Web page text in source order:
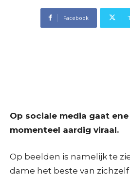
Facebook
Op sociale media gaat ene
momenteel aardig viraal.
Op beelden is namelijk te
dame het beste van